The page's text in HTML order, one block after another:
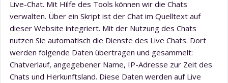
Live-Chat. Mit Hilfe des Tools können wir die Chats
verwalten. Über ein Skript ist der Chat im Quelltext auf
dieser Website integriert. Mit der Nutzung des Chats
nutzen Sie automatisch die Dienste des Live Chats. Dort
werden folgende Daten übertragen und gesammelt:
Chatverlauf, angegebener Name, IP-Adresse zur Zeit des
Chats und Herkunftsland. Diese Daten werden auf Live